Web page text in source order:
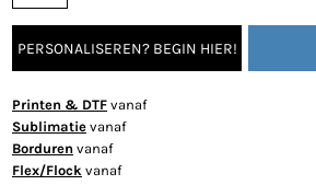
PERSONALISEREN? BEGIN HIER!
Printen & DTF vanaf
Sublimatie vanaf
Borduren vanaf
Flex/Flock vanaf